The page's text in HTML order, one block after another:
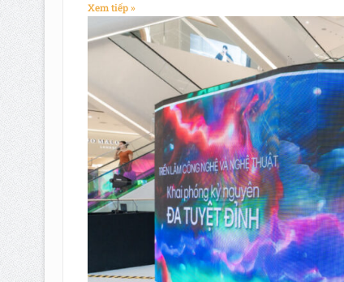
Xem tiếp »